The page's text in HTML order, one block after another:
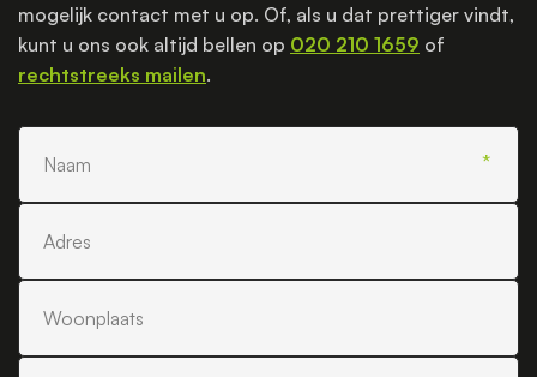
mogelijk contact met u op. Of, als u dat prettiger vindt,
kunt u ons ook altijd bellen op 020 210 1659 of
rechtstreeks mailen.
Naam
Adres
Woonplaats
Telefoonnummer